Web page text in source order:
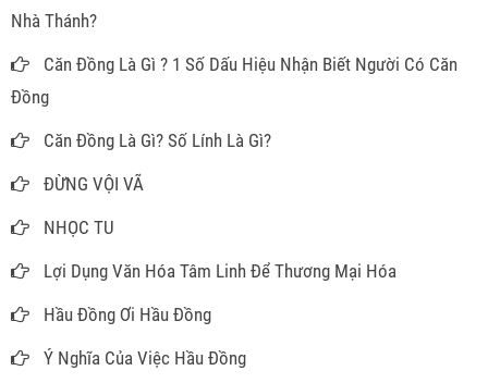
Nhà Thánh?
Căn Đồng Là Gì ? 1 Số Dấu Hiệu Nhận Biết Người Có Căn
Đồng
Căn Đồng Là Gì? Số Lính Là Gì?
ĐỪNG VỘI VÃ
NHỌC TU
Lợi Dụng Văn Hóa Tâm Linh Để Thương Mại Hóa
Hầu Đồng Ơi Hầu Đồng
Ý Nghĩa Của Việc Hầu Đồng